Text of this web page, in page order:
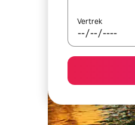
Vertrek